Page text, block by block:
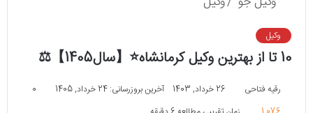
وکیل
10 تا از بهترین وکیل کرمانشاه⭐【سال1405】⚖️
رقیه فتاحی 26 خرداد, 1403 آخرین بروزرسانی: 24 خرداد, 1405
0